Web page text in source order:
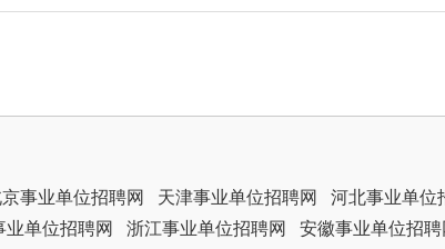
事业单位招聘网 天津事业单位招聘网 河北事业单位
业单位招聘网 浙江事业单位招聘网 安徽事业单位招